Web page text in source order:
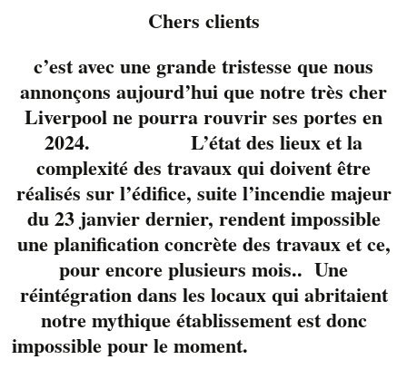
Très satisfaisant
Assez satisfaisant
Peu satisfaisant
Pas satisfaisant
Fréquence du service
Très satisfaisant
Assez satisfaisant
Peu satisfaisant
Pas satisfaisant
Nourriture
Très satisfaisant
Assez satisfaisant
Peu satisfaisant
Pas satisfaisant
Chers clients
c’est avec une grande tristesse que nous
annonçons aujourd’hui que notre très cher
Liverpool ne pourra rouvrir ses portes en
2024. L’état des lieux et la
complexité des travaux qui doivent être
réalisés sur l’édifice, suite l’incendie majeur
du 23 janvier dernier, rendent impossible
une planification concrète des travaux et ce,
pour encore plusieurs mois.. Une
réintégration dans les locaux qui abritaient
notre mythique établissement est donc
impossible pour le moment.